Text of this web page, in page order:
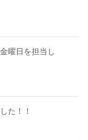
曜日を担当し
た！！